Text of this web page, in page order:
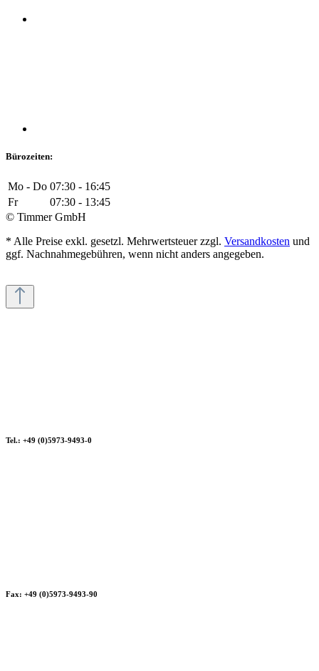
Bürozeiten:
Mo - Do 07:30 - 16:45
Fr
07:30 - 13:45
© Timmer GmbH
* Alle Preise exkl. gesetzl. Mehrwertsteuer zzgl. Versandkosten und
ggf. Nachnahmegebühren, wenn nicht anders angegeben.
Tel.: +49 (0)5973-9493-0
Fax: +49 (0)5973-9493-90